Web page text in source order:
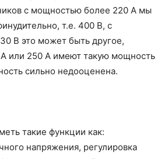
с мощностью более 220 А мы
т.е. 400 В, с
В это может быть другое,
или 250 А имеют такую ​​мощность
сильно недооценена.
такие функции как:
напряжения, регулировка